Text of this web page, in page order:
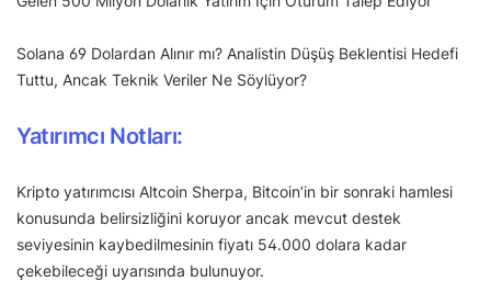
Solana 69 Dolardan Alınır mı? Analistin Düşüş Beklentisi Hedefi
Tuttu, Ancak Teknik Veriler Ne Söylüyor?
Yatırımcı Notları:
Kripto yatırımcısı Altcoin Sherpa, Bitcoin’in bir sonraki hamlesi
konusunda belirsizliğini koruyor ancak mevcut destek
seviyesinin kaybedilmesinin fiyatı 54.000 dolara kadar
çekebileceği uyarısında bulunuyor.